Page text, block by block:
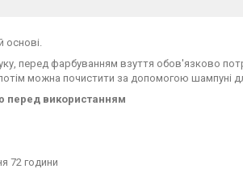
основі.
перед фарбуванням взуття обов'язково
можна почистити за допомогою шампуні
перед використанням
72 години